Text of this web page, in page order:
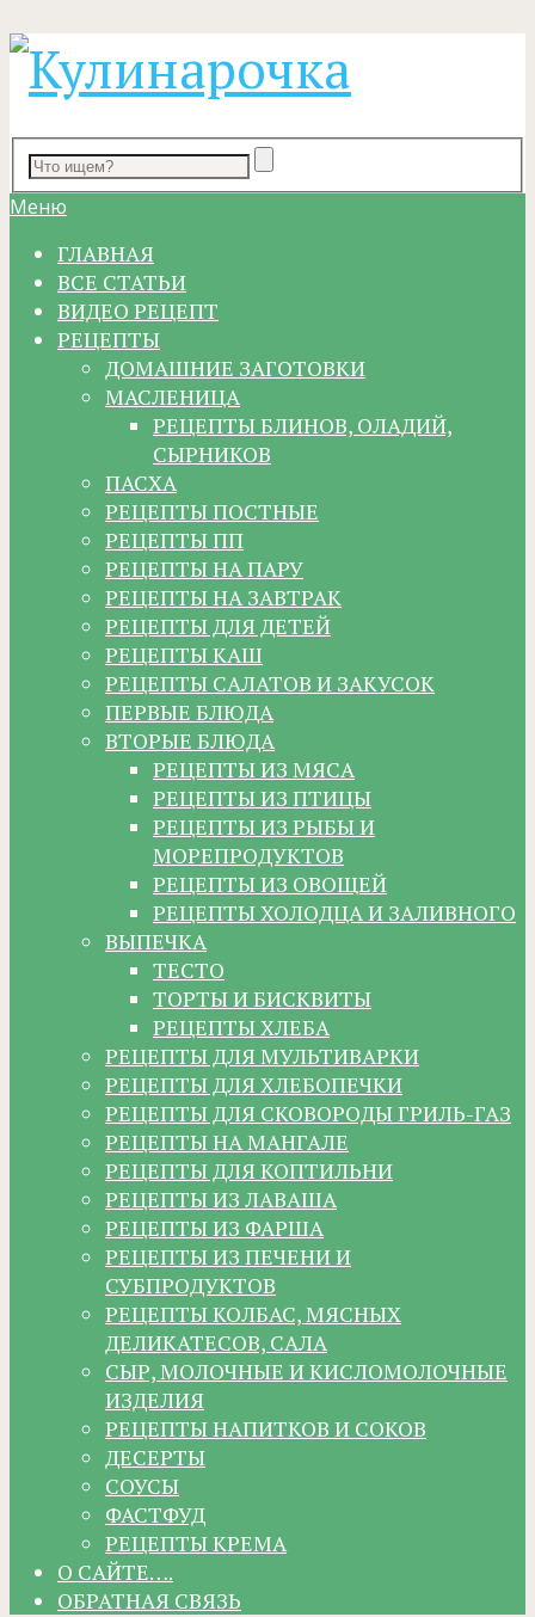
Меню
ГЛАВНАЯ
ВСЕ СТАТЬИ
ВИДЕО РЕЦЕПТ
РЕЦЕПТЫ
ДОМАШНИЕ ЗАГОТОВКИ
МАСЛЕНИЦА
РЕЦЕПТЫ БЛИНОВ, ОЛАДИЙ,
СЫРНИКОВ
ПАСХА
РЕЦЕПТЫ ПОСТНЫЕ
РЕЦЕПТЫ ПП
РЕЦЕПТЫ НА ПАРУ
РЕЦЕПТЫ НА ЗАВТРАК
РЕЦЕПТЫ ДЛЯ ДЕТЕЙ
РЕЦЕПТЫ КАШ
РЕЦЕПТЫ САЛАТОВ И ЗАКУСОК
ПЕРВЫЕ БЛЮДА
ВТОРЫЕ БЛЮДА
РЕЦЕПТЫ ИЗ МЯСА
РЕЦЕПТЫ ИЗ ПТИЦЫ
РЕЦЕПТЫ ИЗ РЫБЫ И
МОРЕПРОДУКТОВ
РЕЦЕПТЫ ИЗ ОВОЩЕЙ
РЕЦЕПТЫ ХОЛОДЦА И ЗАЛИВНОГО
ВЫПЕЧКА
ТЕСТО
ТОРТЫ И БИСКВИТЫ
РЕЦЕПТЫ ХЛЕБА
РЕЦЕПТЫ ДЛЯ МУЛЬТИВАРКИ
РЕЦЕПТЫ ДЛЯ ХЛЕБОПЕЧКИ
РЕЦЕПТЫ ДЛЯ СКОВОРОДЫ ГРИЛЬ-ГАЗ
РЕЦЕПТЫ НА МАНГАЛЕ
РЕЦЕПТЫ ДЛЯ КОПТИЛЬНИ
РЕЦЕПТЫ ИЗ ЛАВАША
РЕЦЕПТЫ ИЗ ФАРША
РЕЦЕПТЫ ИЗ ПЕЧЕНИ И
СУБПРОДУКТОВ
РЕЦЕПТЫ КОЛБАС, МЯСНЫХ
ДЕЛИКАТЕСОВ, САЛА
СЫР, МОЛОЧНЫЕ И КИСЛОМОЛОЧНЫЕ
ИЗДЕЛИЯ
РЕЦЕПТЫ НАПИТКОВ И СОКОВ
ДЕСЕРТЫ
СОУСЫ
ФАСТФУД
РЕЦЕПТЫ КРЕМА
О САЙТЕ….
ОБРАТНАЯ СВЯЗЬ